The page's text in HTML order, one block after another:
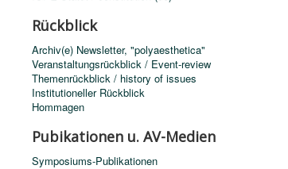
Rückblick
Archiv(e) Newsletter, "polyaesthetica"
Veranstaltungsrückblick / Event-review
Themenrückblick / history of issues
Institutioneller Rückblick
Hommagen
Pubikationen u. AV-Medien
Symposiums-Publikationen